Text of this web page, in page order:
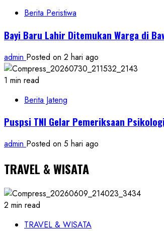
Berita Peristiwa
Bayi Baru Lahir Ditemukan Warga di
admin Posted on 2 hari ago
1 min read
Berita Jateng
Puspsi TNI Gelar Pemeriksaan
admin Posted on 5 hari ago
TRAVEL & WISATA
2 min read
TRAVEL & WISATA